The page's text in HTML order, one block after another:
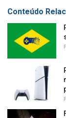
i
e
Conteúdo